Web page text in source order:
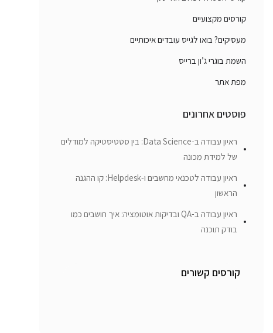
קורסים מקצועיים
מעסיקים? בואו לגייס עובדים איכותיים
השמת בוגרי ג’ון ברייס
מפת אתר
פוסטים אחרונים
ראיון עבודה ב-Data Science: בין סטטיסטיקה למודלים
של למידת מכונה
ראיון עבודה לטכנאי מחשבים ו-Helpdesk: קו ההגנה
הראשון
ראיון עבודה ב-QA ובדיקות אוטומציה: איך חושבים כמו
בודק תוכנה
קורסים קשורים